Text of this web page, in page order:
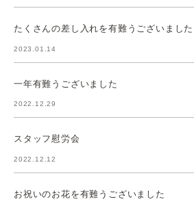
たくさんの差し入れを有難うございました
2023.01.14
一年有難うございました
2022.12.29
スタッフ慰労会
2022.12.12
お祝いのお花を有難うございました